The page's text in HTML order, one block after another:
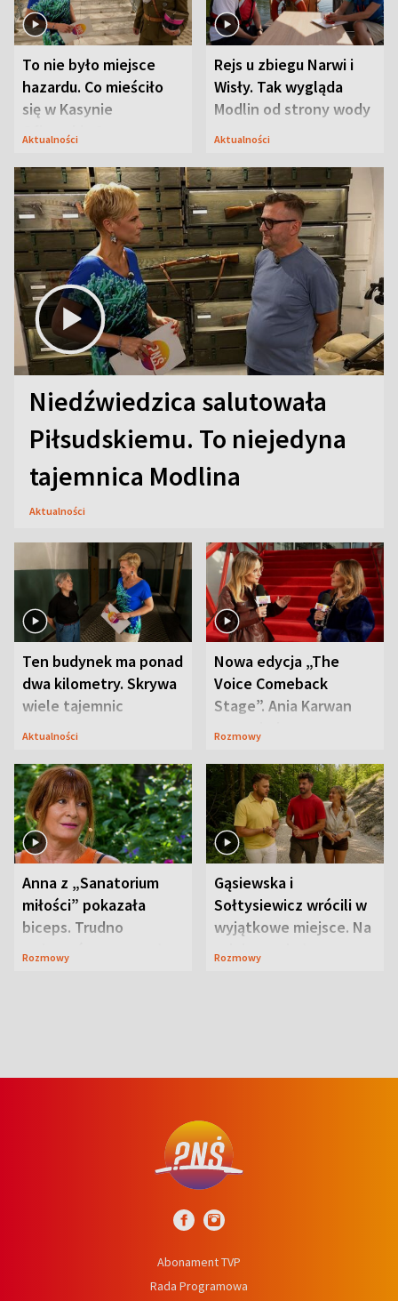
To nie było miejsce
hazardu. Co mieściło
się w Kasynie
Oficerskim?
Aktualności
Rejs u zbiegu Narwi i
Wisły. Tak wygląda
Modlin od strony wody
Aktualności
Niedźwiedzica salutowała
Piłsudskiemu. To niejedyna
tajemnica Modlina
Aktualności
Ten budynek ma ponad
dwa kilometry. Skrywa
wiele tajemnic
Aktualności
Nowa edycja „The
Voice Comeback
Stage”. Ania Karwan
zapowiada
Rozmowy
Anna z „Sanatorium
miłości” pokazała
biceps. Trudno
uwierzyć, co przeszła
Rozmowy
Gąsiewska i
Sołtysiewicz wrócili w
wyjątkowe miejsce. Na
szlaku czekał
Rozmowy
Abonament TVP
Rada Programowa